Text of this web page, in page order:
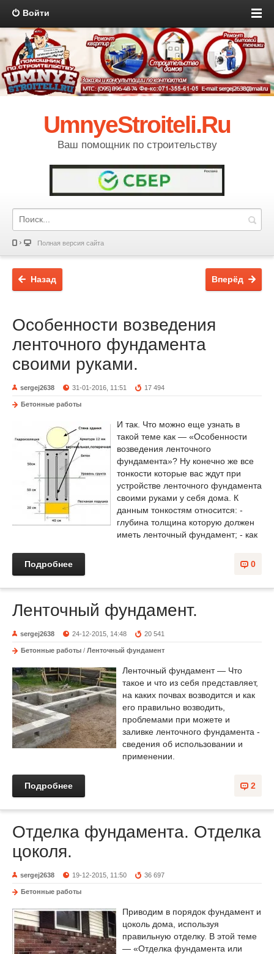
Войти
UmnyeStroiteli.Ru
Ваш помощник по строительству
Полная версия сайта
Вперёд
Назад
Особенности возведения
ленточного фундамента
своими руками.
sergej2638 31-01-2016, 11:51 17 494
Бетонные работы
И так. Что можно еще узнать в
такой теме как — «Особенности
возведения ленточного
фундамента»? Ну конечно же все
тонкости которые вас ждут при
устройстве ленточного фундамента
своими руками у себя дома. К
данным тонкостям относится: -
глубина толщина которую должен
иметь ленточный фундамент; - как
0
Подробнее
Ленточный фундамент.
sergej2638 24-12-2015, 14:48 20 541
Бетонные работы / Ленточный фундамент
Ленточный фундамент — Что
такое и что из себя представляет,
на каких почвах возводится и как
его правильно возводить,
проблемами при можете и
заливке ленточного фундамента -
сведения об использовании и
применении.
2
Подробнее
Отделка фундамента. Отделка
цоколя.
sergej2638 19-12-2015, 11:50 36 697
Бетонные работы
Приводим в порядок фундамент и
цоколь дома, используя
правильную отделку. В этой теме
— «Отделка фундамента или